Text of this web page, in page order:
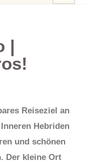
|
Reiseziel an
Hebriden
und schönen
Der kleine Ort